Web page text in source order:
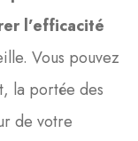
l’efficacité
Vous pouvez
la portée des
de votre